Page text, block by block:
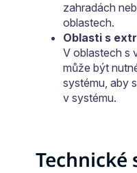
zahradách
oblastech.
Oblasti s
V oblastech s
může být
systému, aby
v systému.
Technické